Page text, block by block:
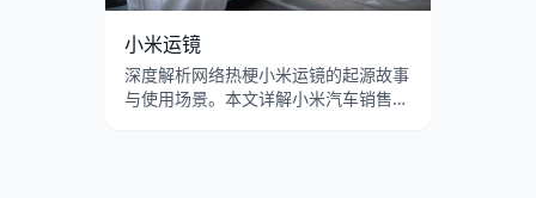
小米运镜
深度解析网络热梗小米运镜的起源故事
与使用场景。本文详解小米汽车销售豆